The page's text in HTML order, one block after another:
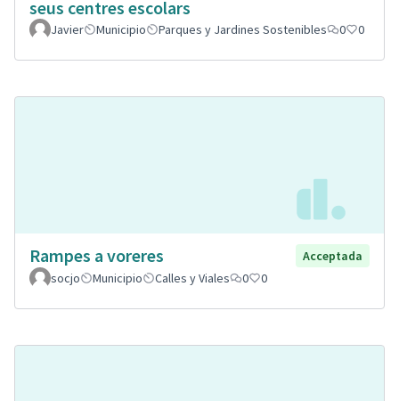
seus centres escolars
Javier Municipio Parques y Jardines Sostenibles 0 0
Rampes a voreres
Acceptada
socjo
Municipio Calles y Viales 0 0